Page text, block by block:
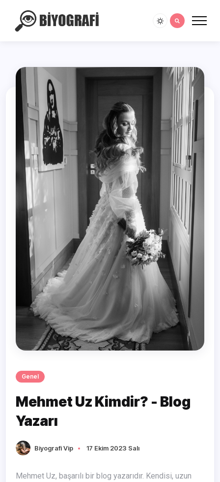
Genel
Mehmet Uz Kimdir? - Blog
Yazarı
Biyografi Vip 17 Ekim 2023 Salı
Mehmet Uz, başarılı bir blog yazarıdır. Kendisi, uzun